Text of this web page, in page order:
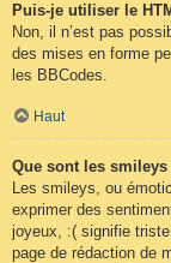
Puis-je utiliser le
Non, il n’est pas
des mises en forme
les BBCodes.
Haut
Que sont les smileys
Les smileys, ou
exprimer des
joyeux, :( signifie
page de rédaction de